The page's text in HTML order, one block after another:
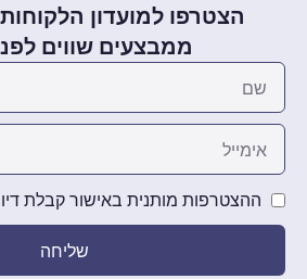
הצטרפו למועדון הלקוחות
ממבצעים שווים
ההצטרפות מותנית באישור קבלת
שליחה